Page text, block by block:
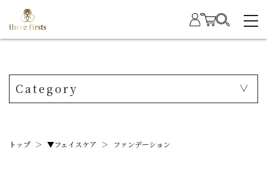
Category
トップ ＞ ▼フェイスケア ＞ ファンデーション